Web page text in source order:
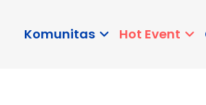
Komunitas Hot Event